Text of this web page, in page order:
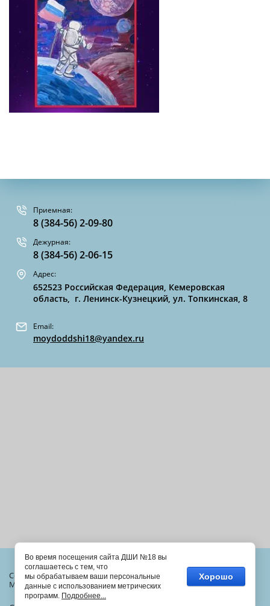
Приемная:
8 (384-56) 2-09-80
Дежурная:
8 (384-56) 2-06-15
Адрес:
652523 Российская Федерация, Кемеровская
область, г. Ленинск-Кузнецкий, ул. Топкинская, 8
Email:
moydoddshi18@yandex.ru
Copyright © 2013 - 2026
МАОУ ДОД "ДШИ №18"
Во время посещения сайта ДШИ №18 вы
соглашаетесь с тем, что
мы обрабатываем ваши персональные
данные с использованием метрических
программ. Подробнее...
Хорошо